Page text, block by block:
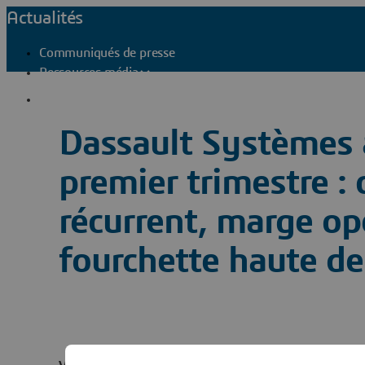
Actualités
Communiqués de presse
Ressources média
Dassault
premier trimestre :
récurrent, marge
fourchette haute